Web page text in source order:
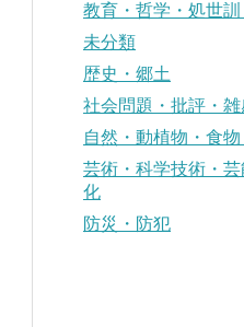
教育・哲学・処世
未分類
歴史・郷土
社会問題・批評・雑
自然・動植物・食物
芸術・科学技術・
化
防災・防犯